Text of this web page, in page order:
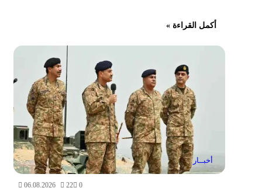
أكمل القراءة »
أخبــار
06.08.2026 0
22